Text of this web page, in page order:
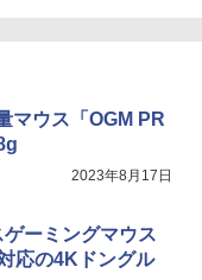
マウス「OGM PR
2023年8月17日
ーミングマウス
応の4Kドングル